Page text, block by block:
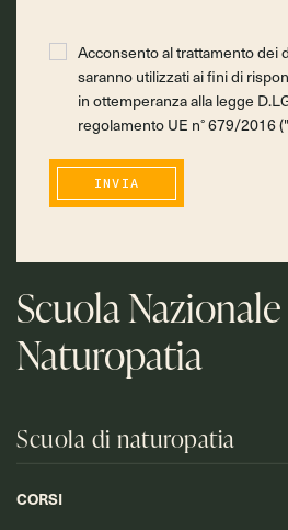
Acconsento al trattamento dei
saranno utilizzati ai fini di
in ottemperanza alla legge
regolamento UE n° 679/2016
INVIA
Scuola
Naturopatia
Scuola di naturopatia
CORSI